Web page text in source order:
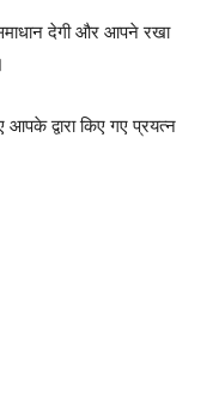
देगी और आपने रखा
आपके द्वारा किए गए प्रयत्न